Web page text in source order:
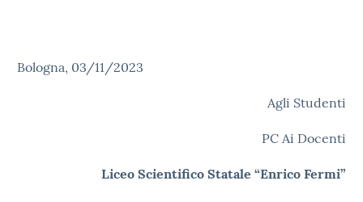
Bologna, 03/11/2023
Agli Studenti
PC Ai Docenti
Liceo Scientifico Statale “Enrico Fermi”